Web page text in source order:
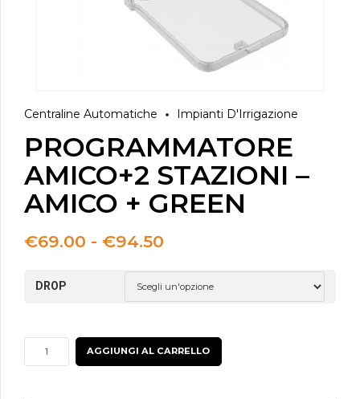
Centraline Automatiche Impianti D'Irrigazione
PROGRAMMATORE
AMICO+2 STAZIONI –
AMICO + GREEN
€69.00 - €94.50
prezzo:
da
€69.00
€94.50
DROP
PROGRAMMATORE
AMICO+2
AGGIUNGI AL CARRELLO